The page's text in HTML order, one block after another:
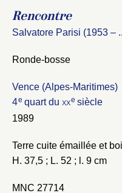
Rencontre
Salvatore Parisi (1953 –
Ronde-bosse
Vence (Alpes-Maritimes)
4e quart du xxe siècle
1989
Terre cuite émaillée et
H. 37,5 ; L. 52 ; l. 9 cm
MNC 27714
Valider
Courriel
Mot de passe
Envoyer